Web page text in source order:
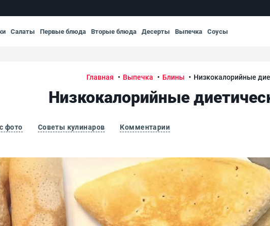
Салаты Первые блюда Вторые блюда Десерты Выпечка Соусы
Главная Выпечка Блины Низкокалорийные
Низкокалорийные
фото Советы кулинаров Комментарии
блины ПП